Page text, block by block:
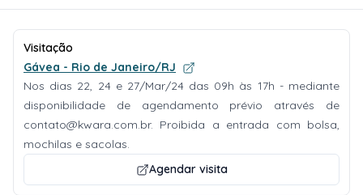
Visitação
Gávea - Rio de Janeiro/RJ
Nos dias 22, 24 e 27/Mar/24 das 09h às 17h - mediante
disponibilidade de agendamento prévio através de
contato@kwara.com.br. Proibida a entrada com bolsa,
mochilas e sacolas.
Agendar visita